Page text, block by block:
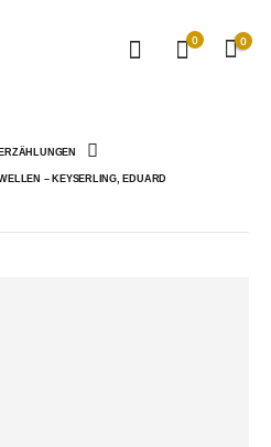
0 0
– KEYSERLING, EDUARD